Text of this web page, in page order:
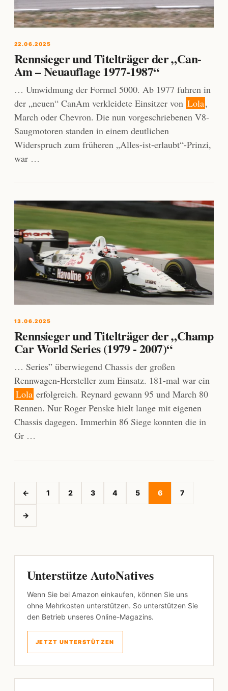
22.06.2025
Rennsieger und Titelträger der „Can-
Am – Neuauflage 1977-1987“
… Umwidmung der Formel 5000. Ab 1977 fuhren in
der „neuen“ CanAm verkleidete Einsitzer von Lola,
March oder Chevron. Die nun vorgeschriebenen V8-
Saugmotoren standen in einem deutlichen
Widerspruch zum früheren „Alles-ist-erlaubt“-Prinzi,
war …
13.06.2025
Rennsieger und Titelträger der „Champ
Car World Series (1979 - 2007)“
… Series” überwiegend Chassis der großen
Rennwagen-Hersteller zum Einsatz. 181-mal war ein
Lola erfolgreich. Reynard gewann 95 und March 80
Rennen. Nur Roger Penske hielt lange mit eigenen
Chassis dagegen. Immerhin 86 Siege konnten die in
Gr …
← 1 2 3 4 5 6 7
→
Unterstütze AutoNatives
Wenn Sie bei Amazon einkaufen, können Sie uns
ohne Mehrkosten unterstützen. So unterstützen Sie
den Betrieb unseres Online-Magazins.
JETZT UNTERSTÜTZEN